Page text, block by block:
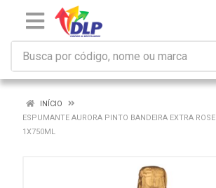
INÍCIO
ESPUMANTE AURORA PINTO BANDEIRA EXTRA ROSE
1X750ML